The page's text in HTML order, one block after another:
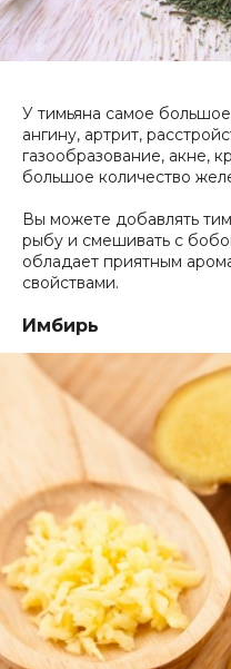
У тимьяна самое
ангину, артрит,
газообразование, акне,
большое количество
Вы можете добавлять
рыбу и смешивать с
обладает приятным
свойствами.
Имбирь